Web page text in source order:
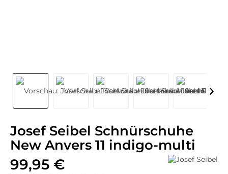
Josef Seibel Schnürschuhe
New Anvers 11 indigo-multi
99,95 €